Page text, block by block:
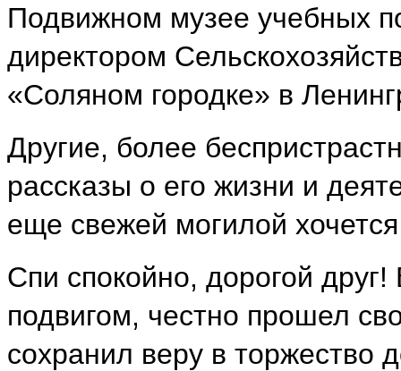
Подвижном музее учебных
директором
«Соляном городке» в
Другие, более
рассказы о его жизни и
еще свежей могилой
Спи спокойно, дорогой
подвигом, честно прошел
сохранил веру в торжество